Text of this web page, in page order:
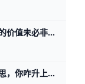
提供给富老头的价值未必非得是你自己身上的 那天我写这年头该怎么赚钱时，有个在美国工作的，副业做一对一家教的读者问，怎么打开富老头的圈子。 我说终归得提供价值，对方看得上的价值。 有其他读
不会猜领导心思，你咋升上去呢？ 那天我写这年头该怎么赚钱时，我说表演型的工作，很多人是不过滤的，简单说就是拿手下当小白鼠。 你自己去撞南墙吧。 有读者看了之后，感慨说，过滤干净